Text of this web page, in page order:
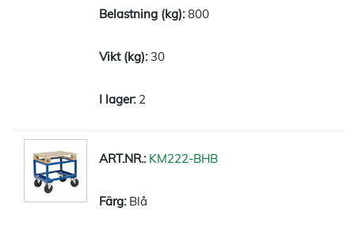
800
30
2
KM222-BHB
Blå